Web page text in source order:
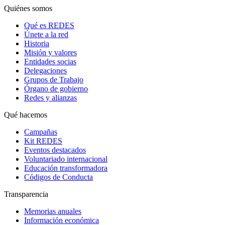
Quiénes somos
Qué es REDES
Únete a la red
Historia
Misión y valores
Entidades socias
Delegaciones
Grupos de Trabajo
Órgano de gobierno
Redes y alianzas
Qué hacemos
Campañas
Kit REDES
Eventos destacados
Voluntariado internacional
Educación transformadora
Códigos de Conducta
Transparencia
Memorias anuales
Información económica